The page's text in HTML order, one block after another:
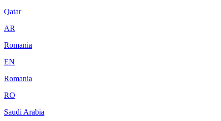
Qatar
AR
Romania
EN
Romania
RO
Saudi Arabia